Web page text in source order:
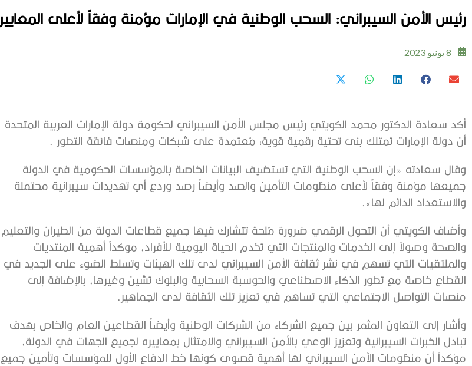
رئيس الأمن السيبراني: السحب الوطنية في الإمارات مؤمنة وفقاً لأعلى المعايير
8 يونيو 2023
أكد سعادة الدكتور محمد الكويتي رئيس مجلس الأمن السيبراني لحكومة دولة الإمارات العربية المتحدة
أن دولة الإمارات تمتلك بنى تحتية رقمية قوية؛ مُعتمدة على شبكات ومنصات فائقة التطور .
وقال سعادته «إن السحب الوطنية التي تستضيف البيانات الخاصة بالمؤسسات الحكومية في الدولة
جميعها مؤمنة وفقاً لأعلى منظومات التأمين والصد وأيضاً رصد وردع أي تهديدات سيبرانية محتملة
والاستعداد الدائم لها».
وأضاف الكويتي أن التحول الرقمي ضرورة مُلحة تتشارك فيها جميع قطاعات الدولة من الطيران والتعليم
والصحة وصولاً إلى الخدمات والمنتجات التي تخدم الحياة اليومية للأفراد، موكداً أهمية المنتديات
والملتقيات التي تسهم في نشر ثقافة الأمن السيبراني لدى تلك الهيئات وتسلط الضوء على الجديد في
القطاع خاصة مع تطور الذكاء الاصطناعي والحوسبة السحابية والبلوك تشين وغيرها، بالإضافة إلى
منصات التواصل الاجتماعي التي تساهم في تعزيز تلك الثقافة لدى الجماهير.
وأشار إلى التعاون المثمر بين جميع الشركاء من الشركات الوطنية وأيضاً القطاعين العام والخاص بهدف
تبادل الخبرات السيبرانية وتعزيز الوعي بالأمن السيبراني والامتثال بمعاييره لجميع الجهات في الدولة،
مؤكداً أن منظومات الأمن السيبراني لها أهمية قصوى كونها خط الدفاع الأول للمؤسسات وتأمين جميع